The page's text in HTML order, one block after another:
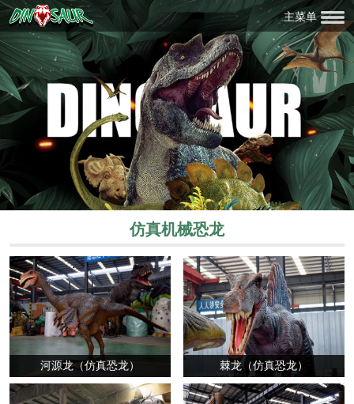
主菜单
仿真机械恐龙
河源龙（仿真恐龙） 棘龙（仿真恐龙）